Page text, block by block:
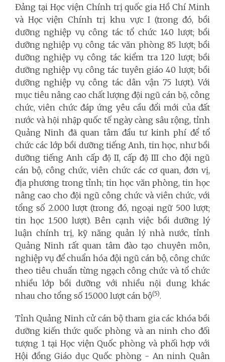
Đảng tại Học viện Chính trị quốc gia Hồ Chí Minh
và Học viện Chính trị khu vực I (trong đó, bồi
dưỡng nghiệp vụ công tác tổ chức 140 lượt; bồi
dưỡng nghiệp vụ công tác văn phòng 85 lượt; bồi
dưỡng nghiệp vụ công tác kiểm tra 120 lượt; bồi
dưỡng nghiệp vụ công tác tuyên giáo 40 lượt; bồi
dưỡng nghiệp vụ công tác dân vận 75 lượt). Với
mục tiêu nâng cao chất lượng đội ngũ cán bộ, công
chức, viên chức đáp ứng yêu cầu đổi mới của đất
nước và hội nhập quốc tế ngày càng sâu rộng, tỉnh
Quảng Ninh đã quan tâm đầu tư kinh phí để tổ
chức các lớp bồi dưỡng tiếng Anh, tin học, như bồi
dưỡng tiếng Anh cấp độ II, cấp độ III cho đội ngũ
cán bộ, công chức, viên chức các cơ quan, đơn vị,
địa phương trong tỉnh; tin học văn phòng, tin học
nâng cao cho đội ngũ công chức và viên chức, với
tổng số 2.000 lượt (trong đó, ngoại ngữ 500 lượt;
tin học 1.500 lượt). Bên cạnh việc bồi dưỡng lý
luận chính trị, kỹ năng quản lý nhà nước, tỉnh
Quảng Ninh rất quan tâm đào tạo chuyên môn,
nghiệp vụ để chuẩn hóa đội ngũ cán bộ, công chức
theo tiêu chuẩn từng ngạch công chức và tổ chức
nhiều lớp bồi dưỡng với nhiều nội dung khác
nhau cho tổng số 15.000 lượt cán bộ(5).
Tỉnh Quảng Ninh cử cán bộ tham gia các khóa bồi
dưỡng kiến thức quốc phòng và an ninh cho đối
tượng 1 tại Học viện Quốc phòng và phối hợp với
Hội đồng Giáo dục Quốc phòng - An ninh Quân